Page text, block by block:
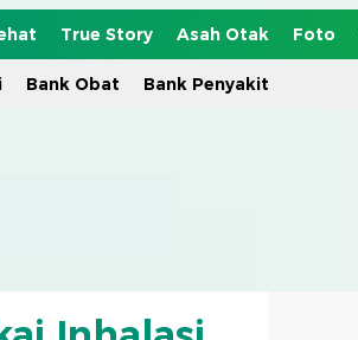
True Story Asah Otak Foto
Bank Obat Bank Penyakit